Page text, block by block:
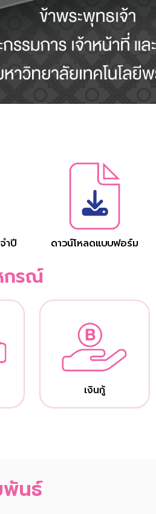
ำปี ดาวน์โหลดแบบฟอร์ม
กรณ์
เงินกู้
พันธ์